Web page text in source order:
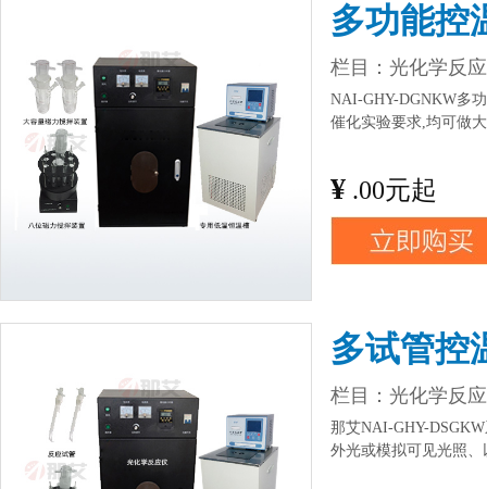
多功能控
栏目： 光化学反
NAI-GHY-DGNKW多
催化实验要求,均可做
¥ .00元起
多试管控
栏目： 光化学反
那艾NAI-GHY-
外光或模拟可见光照